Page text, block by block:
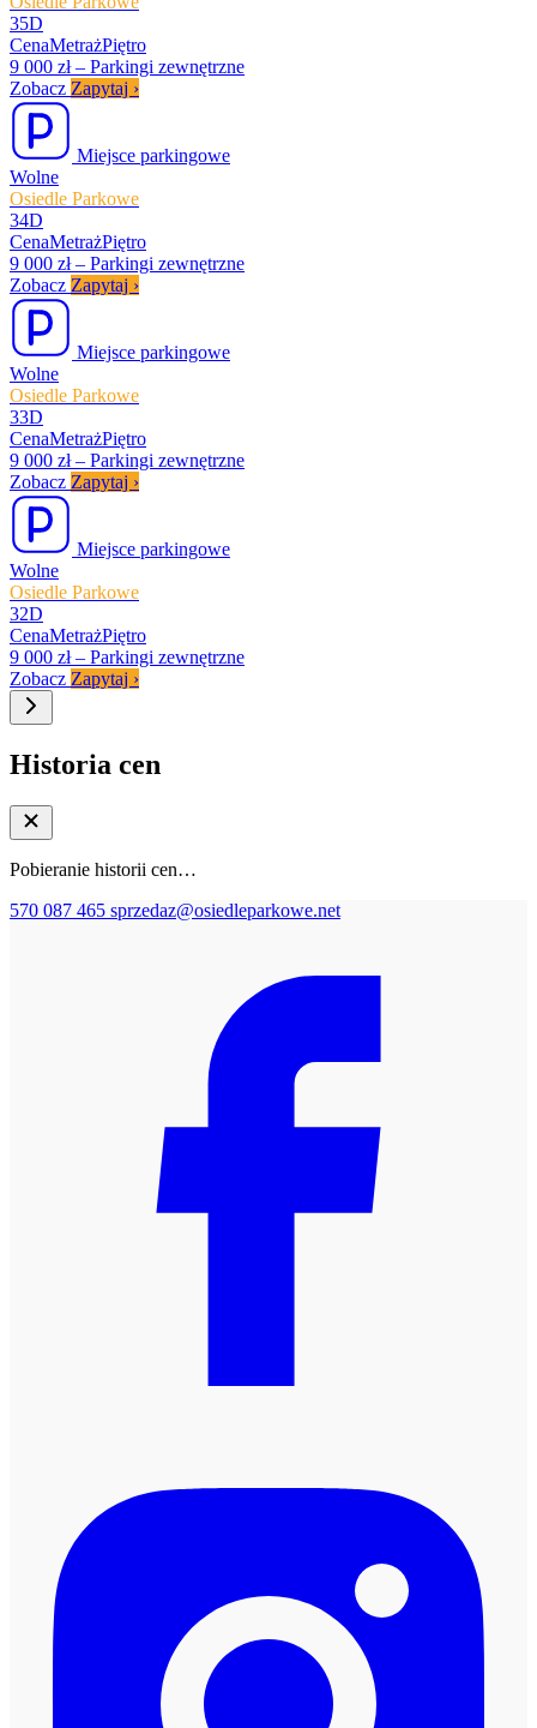
35D
CenaMetrażPiętro
9 000 zł – Parkingi zewnętrzne
Zobacz Zapytaj ›
Miejsce parkingowe
Wolne
Osiedle Parkowe
34D
CenaMetrażPiętro
9 000 zł – Parkingi zewnętrzne
Zobacz Zapytaj ›
Miejsce parkingowe
Wolne
Osiedle Parkowe
33D
CenaMetrażPiętro
9 000 zł – Parkingi zewnętrzne
Zobacz Zapytaj ›
Miejsce parkingowe
Wolne
Osiedle Parkowe
32D
CenaMetrażPiętro
9 000 zł – Parkingi zewnętrzne
Zobacz Zapytaj ›
Historia cen
Pobieranie historii cen…
570 087 465 sprzedaz@osiedleparkowe.net